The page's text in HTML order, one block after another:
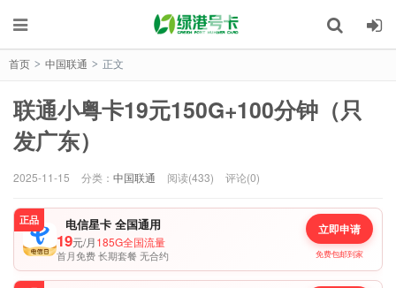
首页 > 中国联通 > 正文
联通小粤卡19元150G+100分钟（只
发广东）
2025-11-15 分类： 中国联通 阅读(433) 评论(0)
正品 电信星卡 全国通用
19元/月185G全国流量
首月免费 长期套餐 无合约
立即申请
免费包邮到家